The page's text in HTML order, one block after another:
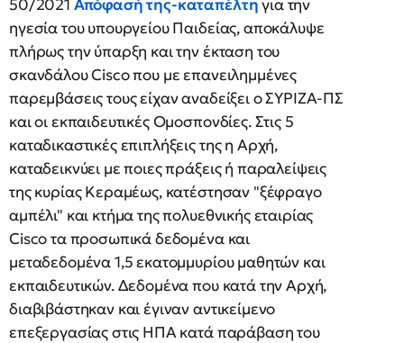
50/2021 Απόφασή της-καταπέλτηγια την
ηγεσία του υπουργείου Παιδείας, αποκάλυψε
πλήρως την ύπαρξη και την έκταση του
σκανδάλου Cisco που με επανειλημμένες
παρεμβάσεις τους είχαν αναδείξει ο ΣΥΡΙΖΑ-ΠΣ
και οι εκπαιδευτικές Ομοσπονδίες. Στις 5
καταδικαστικές επιπλήξεις της η Αρχή,
καταδεικνύει με ποιες πράξεις ή παραλείψεις
της κυρίας Κεραμέως, κατέστησαν "ξέφραγο
αμπέλι" και κτήμα της πολυεθνικής εταιρίας
Cisco τα προσωπικά δεδομένα και
μεταδεδομένα 1,5 εκατομμυρίου μαθητών και
εκπαιδευτικών. Δεδομένα που κατά την Αρχή,
διαβιβάστηκαν και έγιναν αντικείμενο
επεξεργασίας στις ΗΠΑ κατά παράβαση του